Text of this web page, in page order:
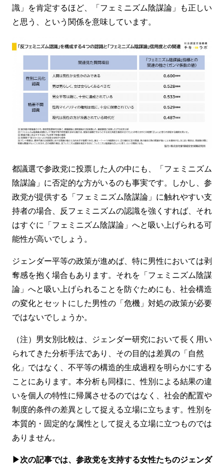
識」を肯定するほど、「フェミニズム陰謀論」も正しい
と思う、という関係を意味しています。
都議選で参政党に投票した人の中にも、「フェミニズム
陰謀論」に否定的な方がいるのも事実です。しかし、参
政党が提供する「フェミニズム陰謀論」に触れやすい支
持者の場合、反フェミニズムの認識を強くすれば、それ
はすぐに「フェミニズム陰謀論」へと吸い上げられる可
能性が高いでしょう。
ジェンダー平等の政策が進めば、特に男性においては剥
奪感を抱く場合もあります。それを「フェミニズム陰謀
論」へと吸い上げられることを防ぐためにも、社会構造
の変化とセットにした男性の「危機」対処の政策が必要
ではないでしょうか。
（注）男女別比較は、ジェンダー研究において長く用い
られてきた分析手法であり、その目的は差異の「自然
化」ではなく、不平等の構造的生成過程を明らかにする
ことにあります。本分析も同様に、性別による結果の違
いを個人の特性に帰属させるのではなく、社会的配置や
制度的条件の差異として捉える立場に立ちます。性別を
本質的・固定的な属性として捉える立場に立つものでは
ありません。
▶次の記事では、参政党を支持する女性たちのジェンダ